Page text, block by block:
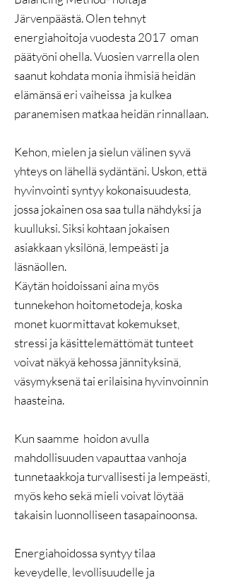
Järvenpäästä. Olen tehnyt
energiahoitoja vuodesta 2017 oman
päätyöni ohella. Vuosien varrella olen
saanut kohdata monia ihmisiä heidän
elämänsä eri vaiheissa ja kulkea
paranemisen matkaa heidän rinnallaan.
Kehon, mielen ja sielun välinen syvä
yhteys on lähellä sydäntäni. Uskon, että
hyvinvointi syntyy kokonaisuudesta,
jossa jokainen osa saa tulla nähdyksi ja
kuulluksi. Siksi kohtaan jokaisen
asiakkaan yksilönä, lempeästi ja
läsnäollen.
Käytän hoidoissani aina myös
tunnekehon hoitometodeja, koska
monet kuormittavat kokemukset,
stressi ja käsittelemättömät tunteet
voivat näkyä kehossa jännityksinä,
väsymyksenä tai erilaisina hyvinvoinnin
haasteina.
Kun saamme hoidon avulla
mahdollisuuden vapauttaa vanhoja
tunnetaakkoja turvallisesti ja lempeästi,
myös keho sekä mieli voivat löytää
takaisin luonnolliseen tasapainoonsa.
Energiahoidossa syntyy tilaa
keveydelle, levollisuudelle ja